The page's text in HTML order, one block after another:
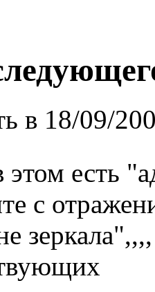
в 18/09/
этом есть
с